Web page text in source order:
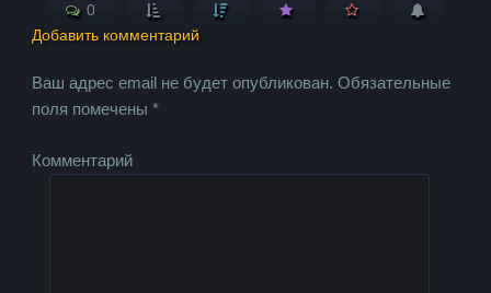
0
Добавить комментарий
Ваш адрес email не будет опубликован. Обязательные
поля помечены*
Комментарий